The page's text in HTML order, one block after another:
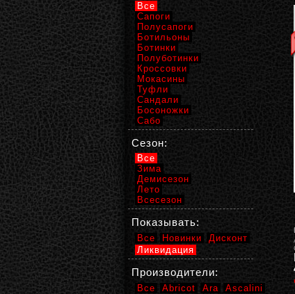
Все
Сапоги
Полусапоги
Ботильоны
Ботинки
Полуботинки
Кроссовки
Мокасины
Туфли
Сандали
Босоножки
Сабо
Сезон:
Все
Зима
Демисезон
Лето
Всесезон
Показывать:
Все Новинки
Дисконт
Ликвидация
Производители:
Все Abricot Ara
Ascalini